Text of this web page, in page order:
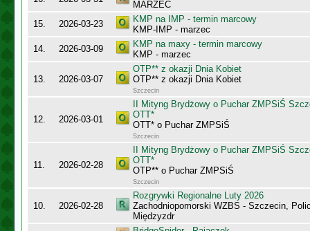
MARZEC
15.
2026-03-23
KMP na IMP - termin marcowy
KMP-IMP - marzec
14.
2026-03-09
KMP na maxy - termin marcowy
KMP - marzec
13. 2026-03-07
OTP** z okazji Dnia Kobiet
OTP** z okazji Dnia Kobiet
Szczecin
12. 2026-03-01
II Mityng Brydżowy o Puchar ZMPSiŚ
OTT*
OTT* o Puchar ZMPSiŚ
Szczecin
11. 2026-02-28
II Mityng Brydżowy o Puchar ZMPSiŚ
OTT*
OTP** o Puchar ZMPSiŚ
Szczecin
10. 2026-02-28
Rozgrywki Regionalne Luty 2026
Zachodniopomorski WZBS - Szczecin,
Międzyzdr